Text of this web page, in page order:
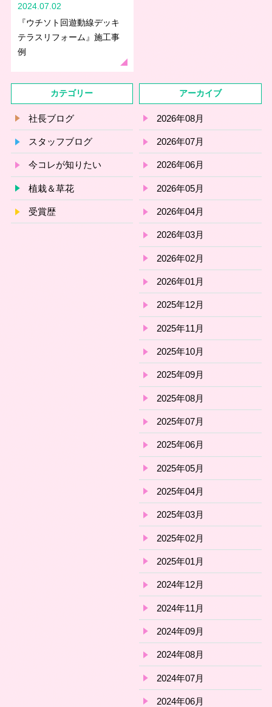
2024.07.02
『ウチソト回遊動線デッキ
テラスリフォーム』施工事
例
カテゴリー
社長ブログ
スタッフブログ
今コレが知りたい
植栽＆草花
受賞歴
アーカイブ
2026年08月
2026年07月
2026年06月
2026年05月
2026年04月
2026年03月
2026年02月
2026年01月
2025年12月
2025年11月
2025年10月
2025年09月
2025年08月
2025年07月
2025年06月
2025年05月
2025年04月
2025年03月
2025年02月
2025年01月
2024年12月
2024年11月
2024年09月
2024年08月
2024年07月
2024年06月